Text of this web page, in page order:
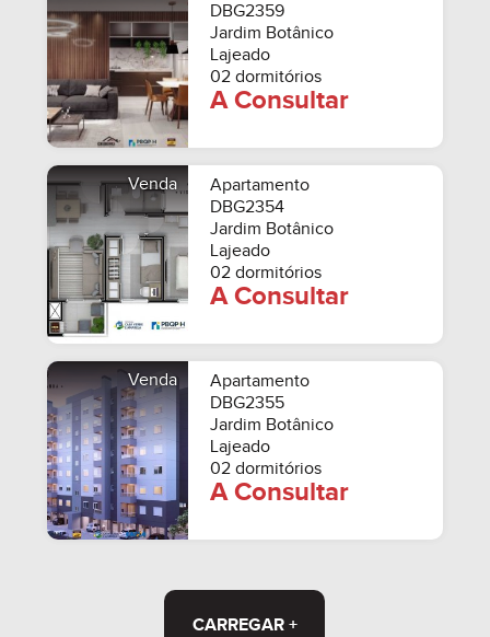
DBG2359
Jardim Botânico
Lajeado
02 dormitórios
A Consultar
Venda
Apartamento
DBG2354
Jardim Botânico
Lajeado
02 dormitórios
A Consultar
Venda
Apartamento
DBG2355
Jardim Botânico
Lajeado
02 dormitórios
A Consultar
CARREGAR +